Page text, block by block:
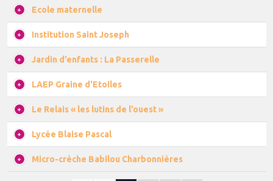
Ecole maternelle
Institution Saint Joseph
Jardin d’enfants : La Passerelle
LAEP Graine d'Etoiles
Le Relais « les lutins de l’ouest »
Lycée Blaise Pascal
Micro-crèche Babilou Charbonnières